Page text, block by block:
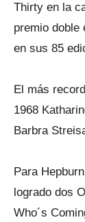
Thirty en la
premio doble
en sus 85
El más
1968
Barbra
Para
logrado dos
Who´s